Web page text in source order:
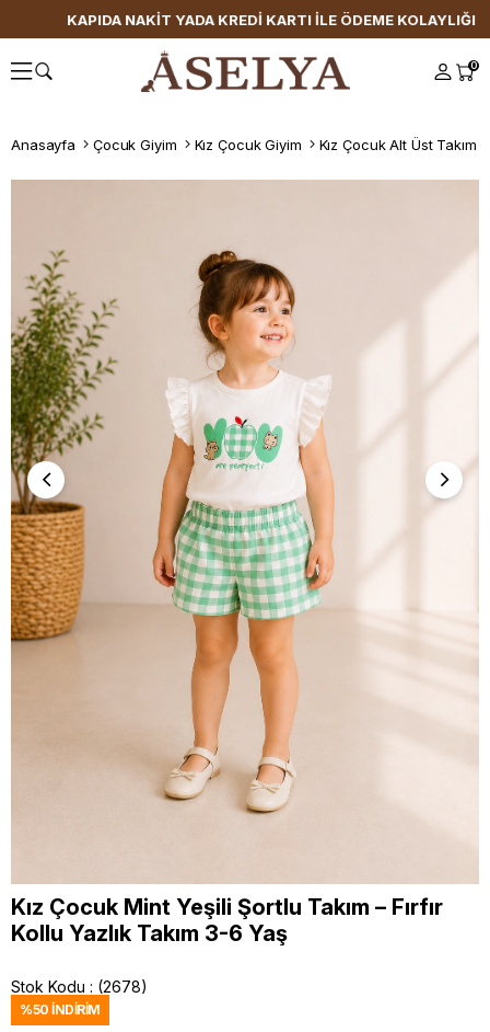
KAPIDA NAKİT YADA KREDİ KARTI İLE ÖDEME KOLAYLIĞI
0
Anasayfa Çocuk Giyim Kız Çocuk Giyim Kız Çocuk Alt Üst Takım
Kız Çocuk Mint Yeşili Şortlu Takım – Fırfır
Kollu Yazlık Takım 3-6 Yaş
Stok Kodu (2678)
%50 İNDIRIM